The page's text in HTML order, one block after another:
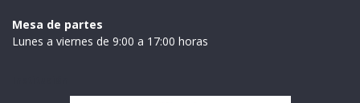
Mesa de partes
Lunes a viernes de 9:00 a 17:00 horas